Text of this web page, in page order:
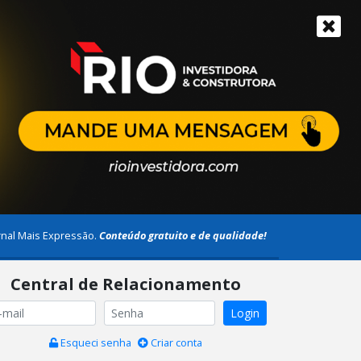
Mais Expressão. Conteúdo gratuito e de qualidade!
Central de Relacionamento
Login
Esqueci senha Criar conta